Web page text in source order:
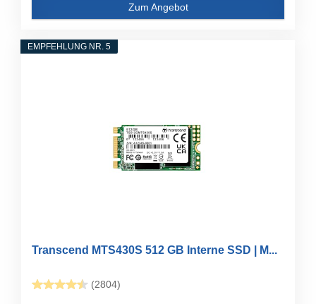
Zum Angebot
EMPFEHLUNG NR. 5
Transcend MTS430S 512 GB Interne SSD | M...
(2804)